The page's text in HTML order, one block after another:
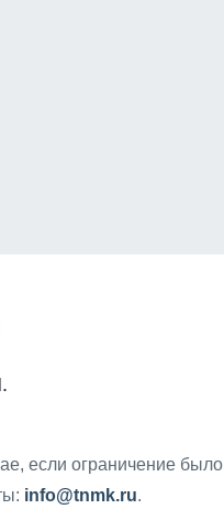
если ограничение было
info@tnmk.ru.